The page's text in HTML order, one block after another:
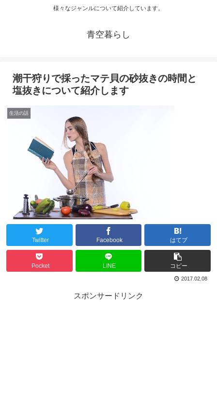
様々なジャンルについて紹介しています。
青空暮らし
潮干狩りで採ったマテ貝の砂抜きの時間と
塩抜きについて紹介します
生活の話
Twitter Facebook はてブ
Pocket LINE コピー
2017.02.08
スポンサードリンク